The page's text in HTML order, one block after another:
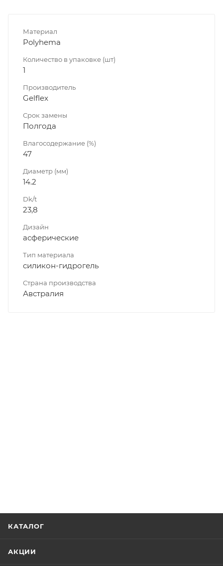
Материал
Polyhema
Количество в упаковке (шт)
1
Производитель
Gelflex
Срок замены
Полгода
Влагосодержание (%)
47
Диаметр (мм)
14.2
Dk/t
23,8
Дизайн
асферические
Тип материала
силикон-гидрогель
Страна производства
Австралия
КАТАЛОГ
АКЦИИ